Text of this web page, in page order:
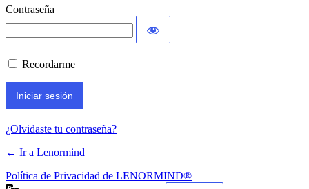
Contraseña
Recordarme
¿Olvidaste tu contraseña?
← Ir a Lenormind
Política de Privacidad de LENORMIND®